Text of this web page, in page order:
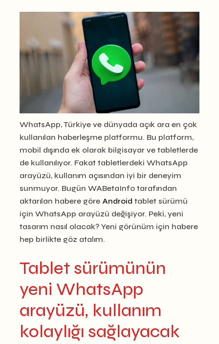
WhatsApp, Türkiye ve dünyada açık ara en çok
kullanılan haberleşme platformu. Bu platform,
mobil dışında ek olarak bilgisayar ve tabletlerde
de kullanılıyor. Fakat tabletlerdeki WhatsApp
arayüzü, kullanım açısından iyi bir deneyim
sunmuyor. Bugün WABetaInfo tarafından
aktarılan habere göre Android tablet sürümü
için WhatsApp arayüzü değişiyor. Peki, yeni
tasarım nasıl olacak? Yeni görünüm için habere
hep birlikte göz atalım.
Tablet sürümünün
yeni WhatsApp
arayüzü, kullanım
kolaylığı sağlayacak